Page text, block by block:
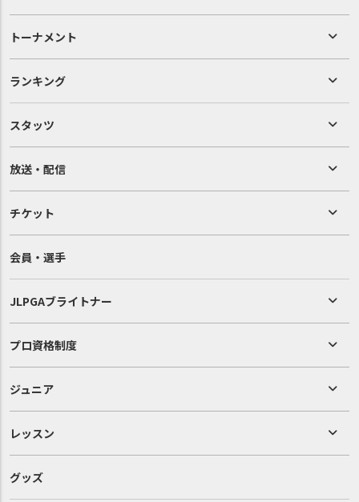
トーナメント
ランキング
スタッツ
放送・配信
チケット
会員・選手
JLPGAブライトナー
プロ資格制度
ジュニア
レッスン
グッズ